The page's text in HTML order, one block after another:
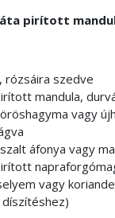
pirított
rózsáira szedve
mandula,
vagy
áfonya vagy
vagy
díszítéshez)